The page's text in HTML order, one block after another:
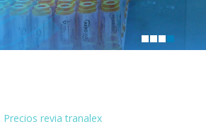
Precios revia tranalex